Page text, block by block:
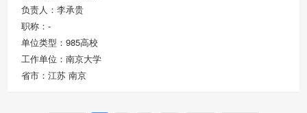
负责人：李承贵
职称：-
单位类型：985高校
工作单位：南京大学
省市：江苏 南京